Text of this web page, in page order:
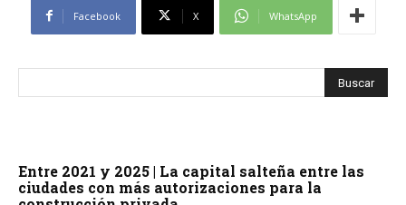
Facebook X WhatsApp
Entre 2021 y 2025 | La capital salteña entre las
ciudades con más autorizaciones para la